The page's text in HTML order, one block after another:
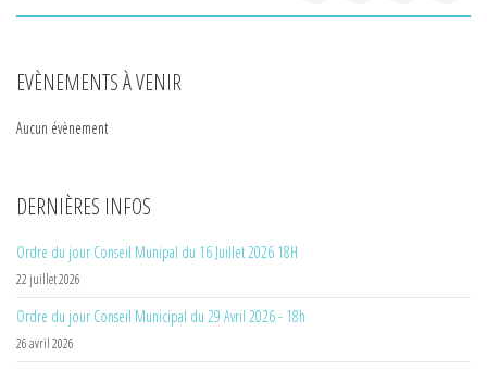
EVÈNEMENTS À VENIR
Aucun évènement
DERNIÈRES INFOS
Ordre du jour Conseil Munipal du 16 Juillet 2026 18H
22 juillet 2026
Ordre du jour Conseil Municipal du 29 Avril 2026 - 18h
26 avril 2026